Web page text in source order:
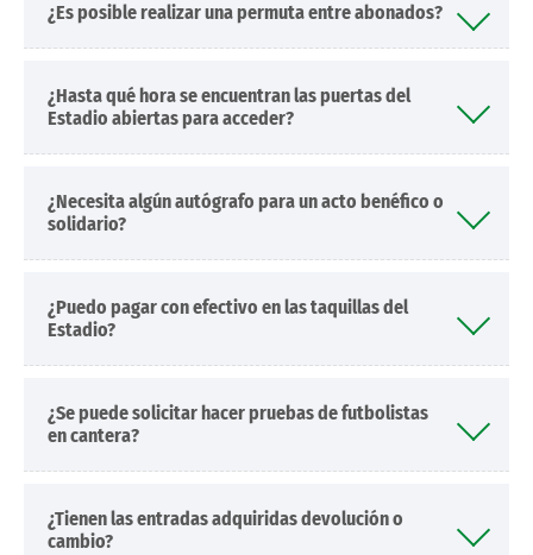
¿Es posible realizar una permuta entre abonados?
¿Hasta qué hora se encuentran las puertas del
Estadio abiertas para acceder?
¿Necesita algún autógrafo para un acto benéfico o
solidario?
¿Puedo pagar con efectivo en las taquillas del
Estadio?
¿Se puede solicitar hacer pruebas de futbolistas
en cantera?
¿Tienen las entradas adquiridas devolución o
cambio?